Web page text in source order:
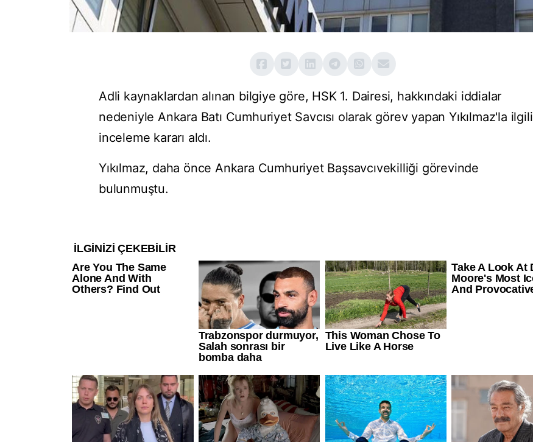
Adli kaynaklardan alınan bilgiye göre, HSK 1. Dairesi, hakkındaki iddialar
nedeniyle Ankara Batı Cumhuriyet Savcısı olarak görev yapan Yıkılmaz'la ilgili
inceleme kararı aldı.
Yıkılmaz, daha önce Ankara Cumhuriyet Başsavcıvekilliği görevinde
bulunmuştu.